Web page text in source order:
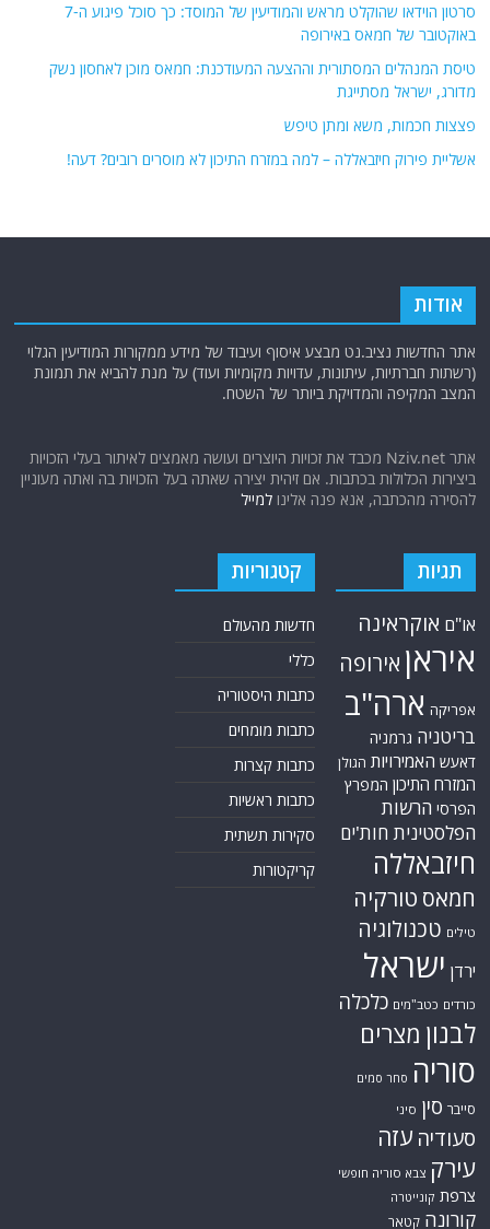
סרטון הוידאו שהוקלט מראש והמודיעין של המוסד: כך סוכל פיגוע ה-7
באוקטובר של חמאס באירופה
טיסת המנהלים המסתורית וההצעה המעודכנת: חמאס מוכן לאחסון נשק
מדורג, ישראל מסתייגת
פצצות חכמות, משא ומתן טיפש
אשליית פירוק חיזבאללה – למה במזרח התיכון לא מוסרים רובים? דעה!
אודות
אתר החדשות נציב.נט מבצע איסוף ועיבוד של מידע ממקורות המודיעין הגלוי
(רשתות חברתיות, עיתונות, עדויות מקומיות ועוד) על מנת להביא את תמונת
המצב המקיפה והמדויקת ביותר של השטח.
אתר Nziv.net מכבד את זכויות היוצרים ועושה מאמצים לאיתור בעלי הזכויות
ביצירות הכלולות בכתבות. אם זיהית יצירה שאתה בעל הזכויות בה ואתה מעוניין
להסירה מהכתבה, אנא פנה אלינולמייל
תגיות
או"ם אוקראינה
איראן אירופה
אפריקה ארה"ב
בריטניה גרמניה
דאעש האמירויות הגולן
המזרח התיכון המפרץ
הפרסי הרשות
הפלסטינית חות'ים
חיזבאללה
חמאס טורקיה
טילים טכנולוגיה
ירדן ישראל
כורדים כטב"מים כלכלה
לבנון מצרים
סוריה סחר סמים
סייבר סין סיני
סעודיה עזה
עירק צבא סוריה חופשי
צרפת קונייטרה
קורונה קטאר
קטגוריות
חדשות מהעולם
כללי
כתבות היסטוריה
כתבות מומחים
כתבות קצרות
כתבות ראשיות
סקירות תשתית
קריקטורות